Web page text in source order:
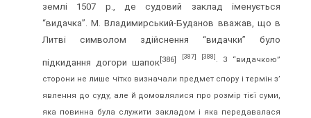
землі 1507 р., де судовий заклад іменується
“видачка”. М. Владимирський-Буданов вважав, що в
Литві символом здійснення “видачки” було
підкидання догори шапок[386] [387] [388]. З “видачкою”
сторони не лише чітко визначали предмет спору і термін з’
явлення до суду, але й домовлялися про розмір тієї суми,
яка повинна була служити закладом і яка передавалася